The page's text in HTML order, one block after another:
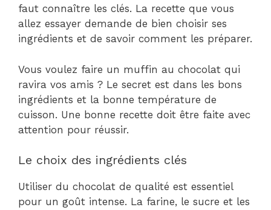
faut connaître les clés. La recette que vous
allez essayer demande de bien choisir ses
ingrédients et de savoir comment les préparer.
Vous voulez faire un muffin au chocolat qui
ravira vos amis ? Le secret est dans les bons
ingrédients et la bonne température de
cuisson. Une bonne recette doit être faite avec
attention pour réussir.
Le choix des ingrédients clés
Utiliser du chocolat de qualité est essentiel
pour un goût intense. La farine, le sucre et les